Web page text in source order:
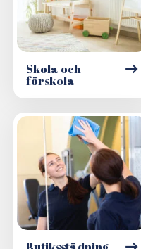
Skola och
förskola